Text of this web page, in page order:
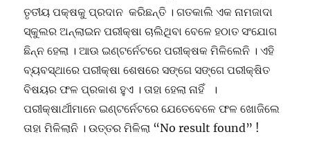
ତୃତୀୟ ପକ୍ଷକୁ ପ୍ରଦାନ କରିଛନ୍ତି । ଗତକାଲି ଏକ ନାମଜାଦା
ସ୍କୁଲର ଅନ୍ଲାଇନ ପରୀକ୍ଷା ଚାଲିଥିବା ବେଳେ ହଠାତ ସଂଯୋଗ
ଛିନ୍ନ ହେଲା । ଆଊ ଇଣ୍ଟର୍ନେଟରେ ପରୀକ୍ଷକ ମିଳିଲେନି । ଏହି
ବ୍ୟବସ୍ଥାରେ ପରୀକ୍ଷା ଶେଷରେ ସଙ୍ଗେ ସଙ୍ଗେ ପରୀକ୍ଷିତ
ବିଷୟର ଫଳ ପ୍ରକାଶ ହୁଏ । ତାହା ହେଲା ନାହିଁ ।
ପରୀକ୍ଷାର୍ଥୀମାନେ ଇଣ୍ଟର୍ନେଟରେ ଯେତେବେଳେ ଫଳ ଖୋଜିଲେ
ତାହା ମିଳିଲାନି । ଉତ୍ତର ମିଳିଲା “No result found” !